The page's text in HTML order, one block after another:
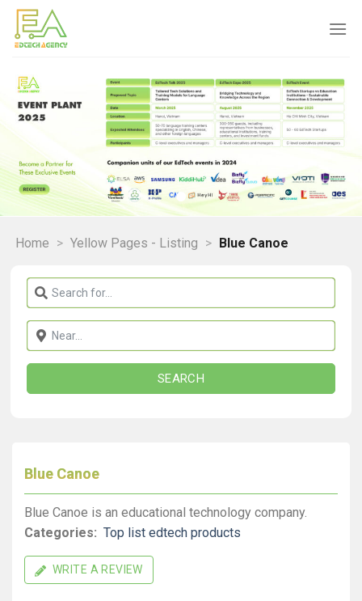
Skip
content
Home > Yellow Pages - Listing > Blue Canoe
SEARCH
Blue Canoe
Blue Canoe is an educational technology company.
Categories: Top list edtech products
WRITE A REVIEW